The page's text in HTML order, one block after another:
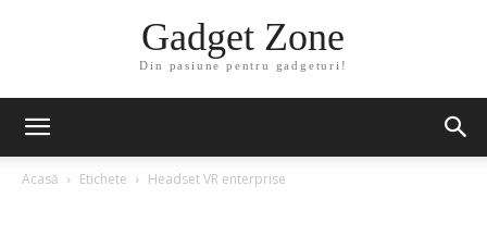
Gadget Zone
Din pasiune pentru gadgeturi!
Acasă Etichete Headset VR enterprise